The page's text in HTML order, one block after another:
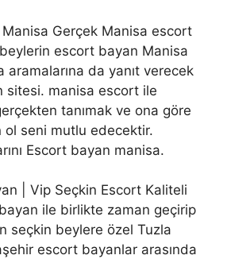
Gerçek Manisa escort
escort bayan Manisa
da yanıt verecek
sitesi. manisa escort ile
tanımak ve ona göre
ol seni mutlu edecektir.
Escort bayan manisa.
| Vip Seçkin Escort Kaliteli
ile birlikte zaman geçirip
seçkin beylere özel Tuzla
escort bayanlar arasında